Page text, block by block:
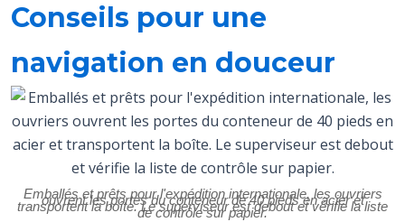
Conseils pour une
navigation en douceur
Emballés et prêts pour l'expédition internationale, les ouvriers
ouvrent les portes du conteneur de 40 pieds en acier et
transportent la boîte. Le superviseur est debout et vérifie la liste
de contrôle sur papier.